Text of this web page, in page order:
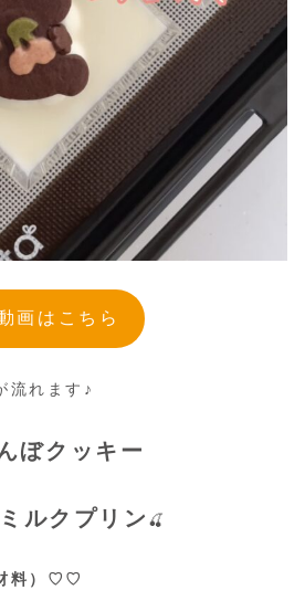
画はこちら
れます♪
ぼクッキー
ルクプリン 🍒
料）♡♡